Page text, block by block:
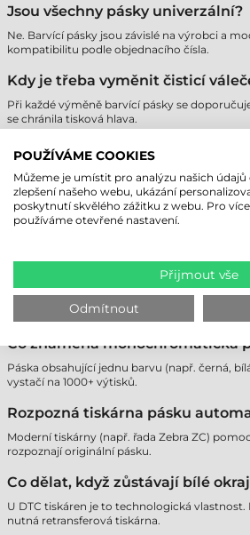
Jsou všechny pásky univerzální?
Ne. Barvící pásky jsou závislé na výrobci a
kompatibilitu podle objednacího čísla.
Kdy je třeba vyměnit čisticí
Při každé výměně barvící pásky se
se chránila tisková hlava.
Proč se páska během tisku trhá?
Může to být způsobeno příliš vysokým
kartou nebo mechanickou chybou tiskárny.
Jaká je životnost barvících pásek?
Mohu použít barevnou pásku jen
Ano, ale je to neekonomické, protože při
celý barevný panel.
Co znamená monochromatická
Páska obsahující jednu barvu (např. černá,
vystačí na 1000+ výtisků.
Rozpozná tiskárna pásku
Moderní tiskárny (např. řada Zebra ZC)
rozpoznají originální pásku.
Co dělat, když zůstávají bílé
U DTC tiskáren je to technologická vlastnost.
nutná retransferová tiskárna.
POUŽÍVÁME COOKIES
Můžeme je umístit pro analýzu našich
zlepšení našeho webu, ukázání
poskytnutí skvělého zážitku z webu. Pro
používáme otevřené nastavení.
Přijmout vše
Odmítnout